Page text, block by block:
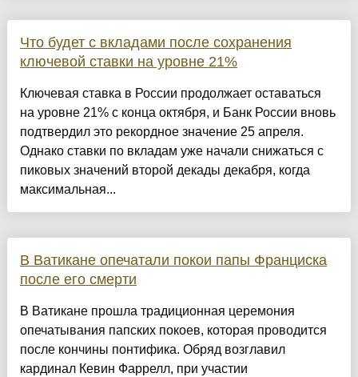
Что будет с вкладами после сохранения
ключевой ставки на уровне 21%
Ключевая ставка в России продолжает оставаться
на уровне 21% с конца октября, и Банк России вновь
подтвердил это рекордное значение 25 апреля.
Однако ставки по вкладам уже начали снижаться с
пиковых значений второй декады декабря, когда
максимальная...
В Ватикане опечатали покои папы Франциска
после его смерти
В Ватикане прошла традиционная церемония
опечатывания папских покоев, которая проводится
после кончины понтифика. Обряд возглавил
кардинал Кевин Фаррелл, при участии